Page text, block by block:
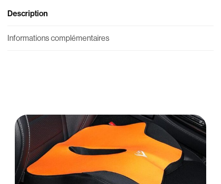
Description
Informations complémentaires